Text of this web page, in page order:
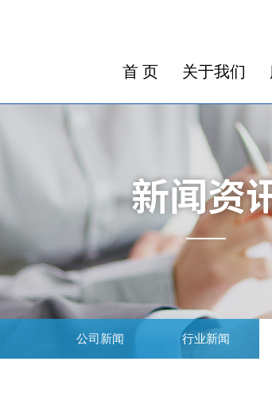
首 页 关于我们
公司新闻 行业新闻